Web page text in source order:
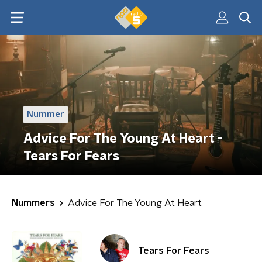
Nummer
Advice For The Young At Heart -
Tears For Fears
Nummers Advice For The Young At Heart
Tears For Fears